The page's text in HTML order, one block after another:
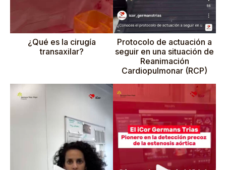
¿Qué es la cirugía
transaxilar?
Protocolo de actuación a
seguir en una situación de
Reanimación
Cardiopulmonar (RCP)